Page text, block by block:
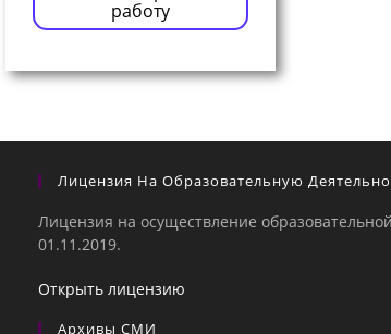
работу
Лицензия На Образовательную
Лицензия на осуществление
01.11.2019.
Открыть лицензию
Архивы СМИ